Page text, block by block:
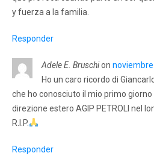
y fuerza a la familia.
Responder
Adele E. Bruschion noviembre
Ho un caro ricordo di
che ho conosciuto il mio primo giorno
direzione estero AGIP PETROLI nel
R.I.P.
Responder